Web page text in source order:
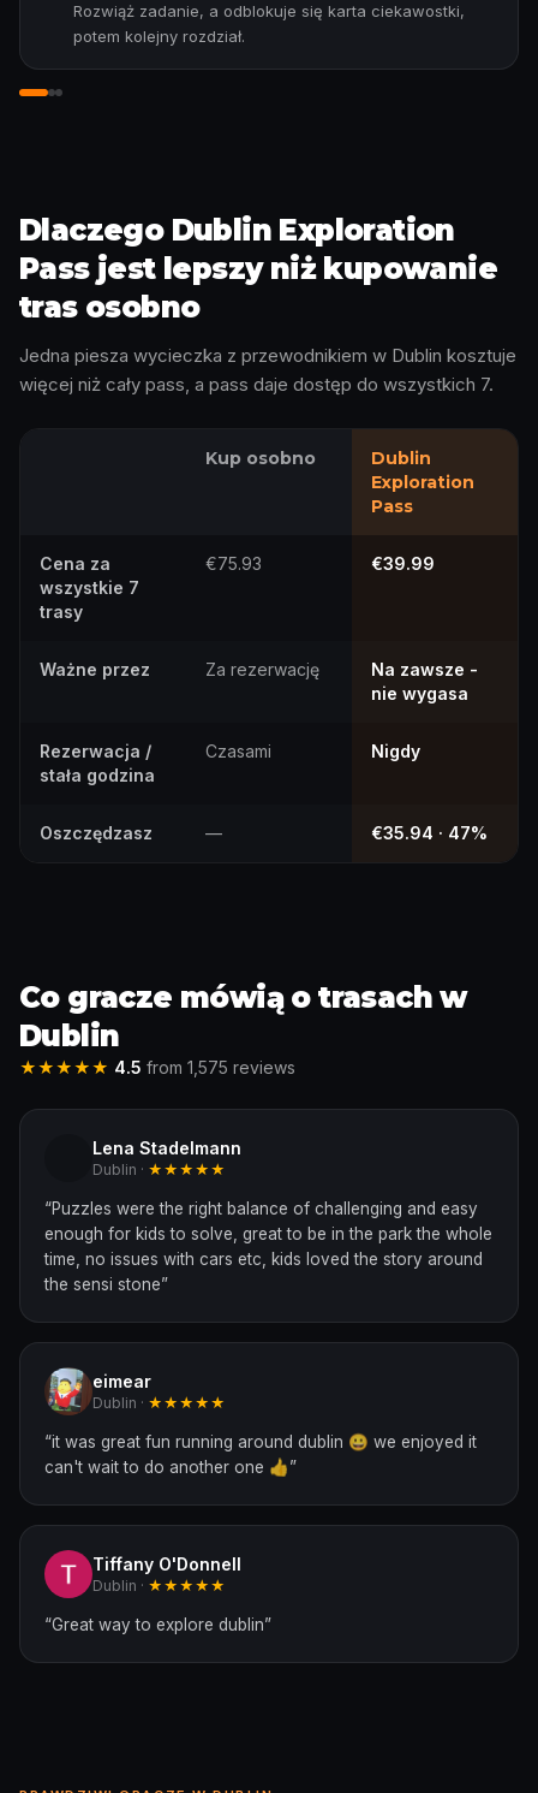
Rozwiąż zadanie, a odblokuje się karta ciekawostki,
potem kolejny rozdział.
Dlaczego Dublin Exploration
Pass jest lepszy niż kupowanie
tras osobno
Jedna piesza wycieczka z przewodnikiem w Dublin kosztuje
więcej niż cały pass, a pass daje dostęp do wszystkich 7.
Kup osobno
Dublin
Exploration
Pass
Cena za
wszystkie 7
trasy
€75.93 €39.99
Ważne przez Za rezerwację
Na zawsze -
nie wygasa
Rezerwacja /
stała godzina
Czasami Nigdy
Oszczędzasz — €35.94 · 47%
Co gracze mówią o trasach w
Dublin
★★★★★ 4.5 from 1,575 reviews
Lena Stadelmann
Dublin · ★★★★★
“Puzzles were the right balance of challenging and easy
enough for kids to solve, great to be in the park the whole
time, no issues with cars etc, kids loved the story around
the sensi stone”
eimear
Dublin · ★★★★★
“it was great fun running around dublin 😀 we enjoyed it
can't wait to do another one 👍”
Tiffany O'Donnell
Dublin · ★★★★★
“Great way to explore dublin”